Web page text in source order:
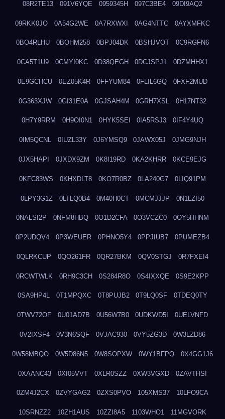
08R2TE13 091V6YQE 0959345H 097C3BE4 09DI9AQ2
09RKK0JO 0A54G2WE 0A7RXWXI 0AG4NTTC 0AYXMFKC
0BO4RLHU 0BOHM258 0BPJ04DK 0BSHJVOT 0C9RGFN6
0CA5T1U9 0CMYI0KC 0D38QEGH 0DCJSPJ1 0DZMHHX1
0E9GCHCU 0EZ05K4R 0FFYUM84 0FLIL6GQ 0FXF2MUD
0G363XJW 0GI31E0A 0GJSAH4M 0GRH7XSL 0H17NT32
0H7Y9RRM 0H9OI0N1 0HYK5SEI 0IA5RSJ3 0IF4Y4UQ
0IM5QCNL 0IUZL33Y 0J6YMSQ9 0JAWX05J 0JMG9NJH
0JX5HAPI 0JXDX9ZM 0K8I19RD 0KA2KHRR 0KCE9EJG
0KFC83WS 0KHXDLT8 0KO7R0BZ 0LA240G7 0LIQ91PM
0LPY3G1Z 0LTLQ0B4 0M40H0CT 0MCMJJJP 0N1LZI50
0NALSI2P 0NFM8HBQ 0O1D2CFA 0O3VCZC0 0OY5HHNM
0P2UDQV4 0P3WEUER 0PHNO5Y4 0PPJIUB7 0PUMEZB4
0QLRKCUP 0QO261FR 0QR27BKM 0QV0STGJ 0R7FXEI4
0RCWTWLK 0RH9C3CH 0S284R8O 0S4IXXQE 0S9E2KPP
0SA9HP4L 0T1MPQXC 0T8PUJB2 0T9LQ0SF 0TDEQ0TY
0TWV72OF 0U01AD7B 0U56W7B0 0UDKWD5I 0UELVNFD
0V2IXSF4 0V3N6SQF 0VJAC930 0VY5ZG3D 0W3LZD86
0W58MBQO 0W5D86N5 0W8SOPXW 0WY1BFPQ 0X4GG1J6
0XAANC43 0XI05VVT 0XLR0SZZ 0XW3VGXD 0ZAVTHSI
0ZM4J2CX 0ZVYGAG2 0ZXS0PVO 105XMS37 10LFO9CA
10SRNZZ2 10ZH1AUS 10ZZI8A5 1103WHO1 11MGVORK